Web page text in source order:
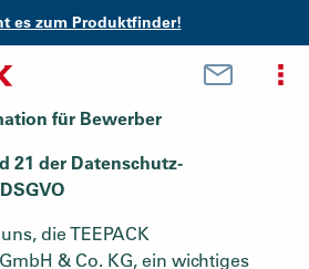
es zum Produktfinder!
für Bewerber
21 der Datenschutz-
die TEEPACK
& Co. KG, ein wichtiges